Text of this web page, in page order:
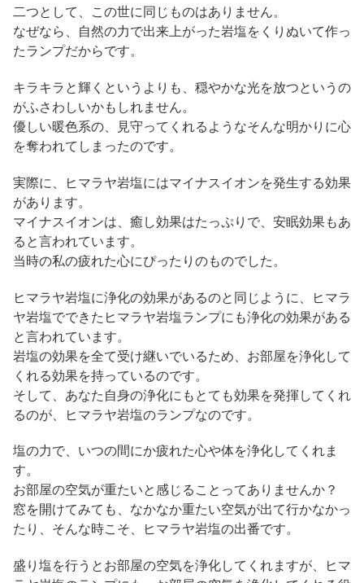
二つとして、この世に同じものはありません。
なぜなら、自然の力で出来上がった岩塩をくりぬいて作っ
たランプだからです。
キラキラと輝くというよりも、穏やかな光を放つというの
がふさわしいかもしれません。
優しい暖色系の、見守ってくれるようなそんな明かりに心
を奪われてしまったのです。
実際に、ヒマラヤ岩塩にはマイナスイオンを発生する効果
があります。
マイナスイオンは、癒し効果はたっぷりで、安眠効果もあ
ると言われています。
当時の私の疲れた心にぴったりのものでした。
ヒマラヤ岩塩に浄化の効果があるのと同じように、ヒマラ
ヤ岩塩でできたヒマラヤ岩塩ランプにも浄化の効果がある
と言われています。
岩塩の効果を全て受け継いでいるため、お部屋を浄化して
くれる効果を持っているのです。
そして、あなた自身の浄化にもとても効果を発揮してくれ
るのが、ヒマラヤ岩塩のランプなのです。
塩の力で、いつの間にか疲れた心や体を浄化してくれま
す。
お部屋の空気が重たいと感じることってありませんか？
窓を開けてみても、なかなか重たい空気が出て行かなかっ
たり、そんな時こそ、ヒマラヤ岩塩の出番です。
盛り塩を行うとお部屋の空気を浄化してくれますが、ヒマ